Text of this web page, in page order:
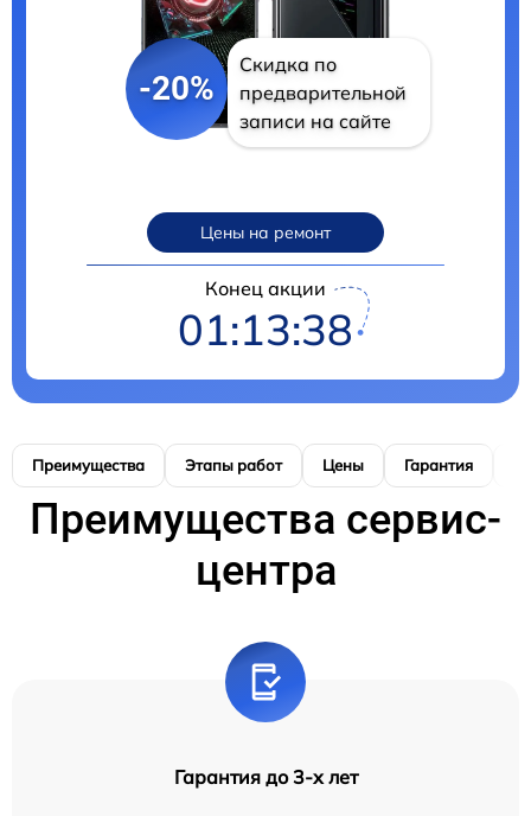
-20%
Скидка по
предварительной
записи на сайте
Цены на ремонт
Конец акции
01:13:37
Преимущества Этапы работ Цены Гарантия
Преимущества сервис-
центра
Гарантия до 3-х лет